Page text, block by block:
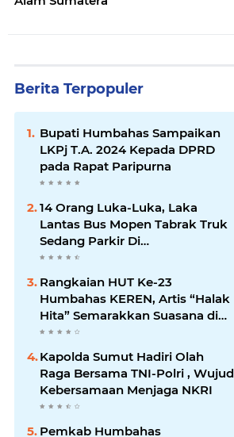
Berita Terpopuler
Bupati Humbahas Sampaikan
LKPj T.A. 2024 Kepada DPRD
pada Rapat Paripurna
14 Orang Luka-Luka, Laka
Lantas Bus Mopen Tabrak Truk
Sedang Parkir Di
Siborongborong
Rangkaian HUT Ke-23
Humbahas KEREN, Artis “Halak
Hita” Semarakkan Suasana di
Bukit Inspirasi
Kapolda Sumut Hadiri Olah
Raga Bersama TNI-Polri , Wujud
Kebersamaan Menjaga NKRI
Pemkab Humbahas